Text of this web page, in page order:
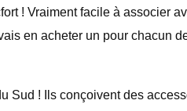
! Vraiment facile à associer
en acheter un pour chacun
Sud ! Ils conçoivent des